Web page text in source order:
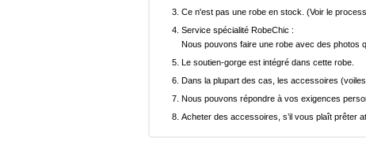
Ce n'est pas une robe en stock. (Voir le
Service spécialité RobeChic :
Nous pouvons faire une robe avec des photos
Le soutien-gorge est intégré dans cette robe.
Dans la plupart des cas, les accessoires
Nous pouvons répondre à vos exigences
Acheter des accessoires, s’il vous plaît prêter